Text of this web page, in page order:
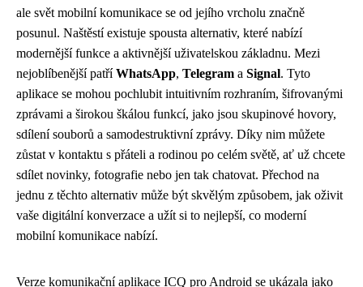
ale svět mobilní komunikace se od jejího vrcholu značně
posunul. Naštěstí existuje spousta alternativ, které nabízí
modernější funkce a aktivnější uživatelskou základnu. Mezi
nejoblíbenější patříWhatsApp, Telegram a Signal. Tyto
aplikace se mohou pochlubit intuitivním rozhraním, šifrovanými
zprávami a širokou škálou funkcí, jako jsou skupinové hovory,
sdílení souborů a samodestruktivní zprávy. Díky nim můžete
zůstat v kontaktu s přáteli a rodinou po celém světě, ať už chcete
sdílet novinky, fotografie nebo jen tak chatovat. Přechod na
jednu z těchto alternativ může být skvělým způsobem, jak oživit
vaše digitální konverzace a užít si to nejlepší, co moderní
mobilní komunikace nabízí.
Verze komunikační aplikace ICQ pro Android se ukázala jako